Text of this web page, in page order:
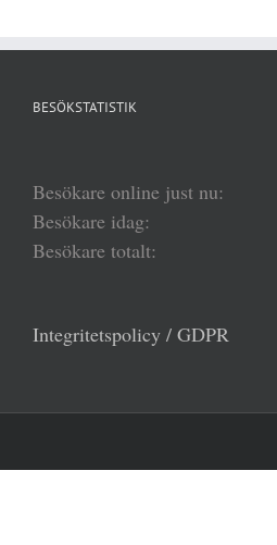
BESÖKSTATISTIK
Besökare online just nu:
Besökare idag:
Besökare totalt:
Integritetspolicy / GDPR